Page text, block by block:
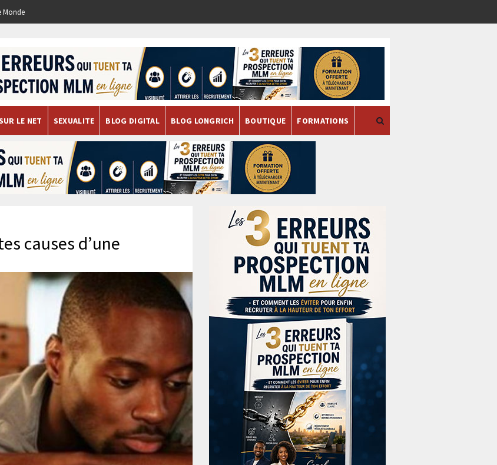
Monde
LE NET SEXUALITE BLOG DIGITAL BLOG LONGRICH BOUTIQUE FORMATIONS
causes d’une